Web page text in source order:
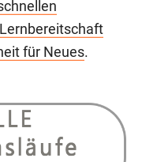
Lernbereitschaft
für Neues.